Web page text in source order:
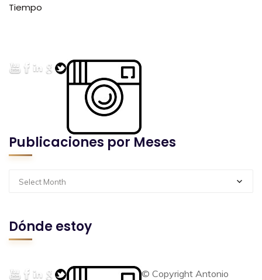
Tiempo
Publicaciones por Meses
Select Month
Dónde estoy
© Copyright Antonio